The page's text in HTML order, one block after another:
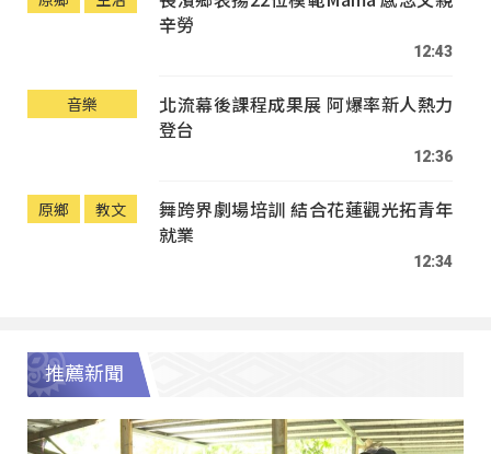
辛勞
12:43
音樂
北流幕後課程成果展 阿爆率新人熱力
登台
12:36
原鄉 教文
舞跨界劇場培訓 結合花蓮觀光拓青年
就業
12:34
推薦新聞